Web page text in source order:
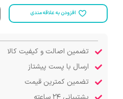
افزودن به علاقه مندی
تضمین اصالت و کیفیت کالا
ارسال با پست پیشتاز
تضمین کمترین قیمت